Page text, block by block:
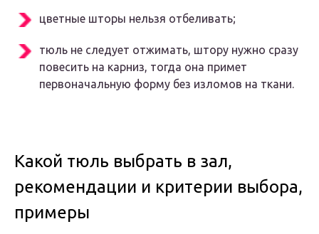
цветные шторы нельзя отбеливать;
тюль не следует отжимать, штору нужно сразу
повесить на карниз, тогда она примет
первоначальную форму без изломов на ткани.
Какой тюль выбрать в зал,
рекомендации и критерии выбора,
примеры